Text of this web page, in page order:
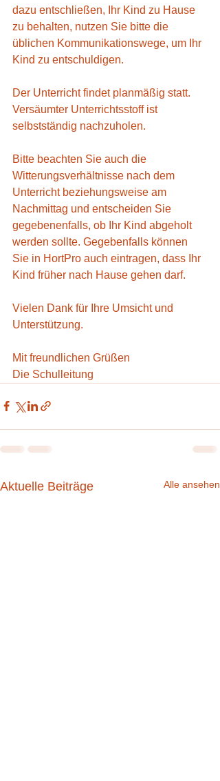
dazu entschließen, Ihr Kind zu Hause
zu behalten, nutzen Sie bitte die
üblichen Kommunikationswege, um Ihr
Kind zu entschuldigen.
Der Unterricht findet planmäßig statt.
Versäumter Unterrichtsstoff ist
selbstständig nachzuholen.
Bitte beachten Sie auch die
Witterungsverhältnisse nach dem
Unterricht beziehungsweise am
Nachmittag und entscheiden Sie
gegebenenfalls, ob Ihr Kind abgeholt
werden sollte. Gegebenfalls können
Sie in HortPro auch eintragen, dass Ihr
Kind früher nach Hause gehen darf.
Vielen Dank für Ihre Umsicht und
Unterstützung.
Mit freundlichen Grüßen
Die Schulleitung
Aktuelle Beiträge Alle ansehen